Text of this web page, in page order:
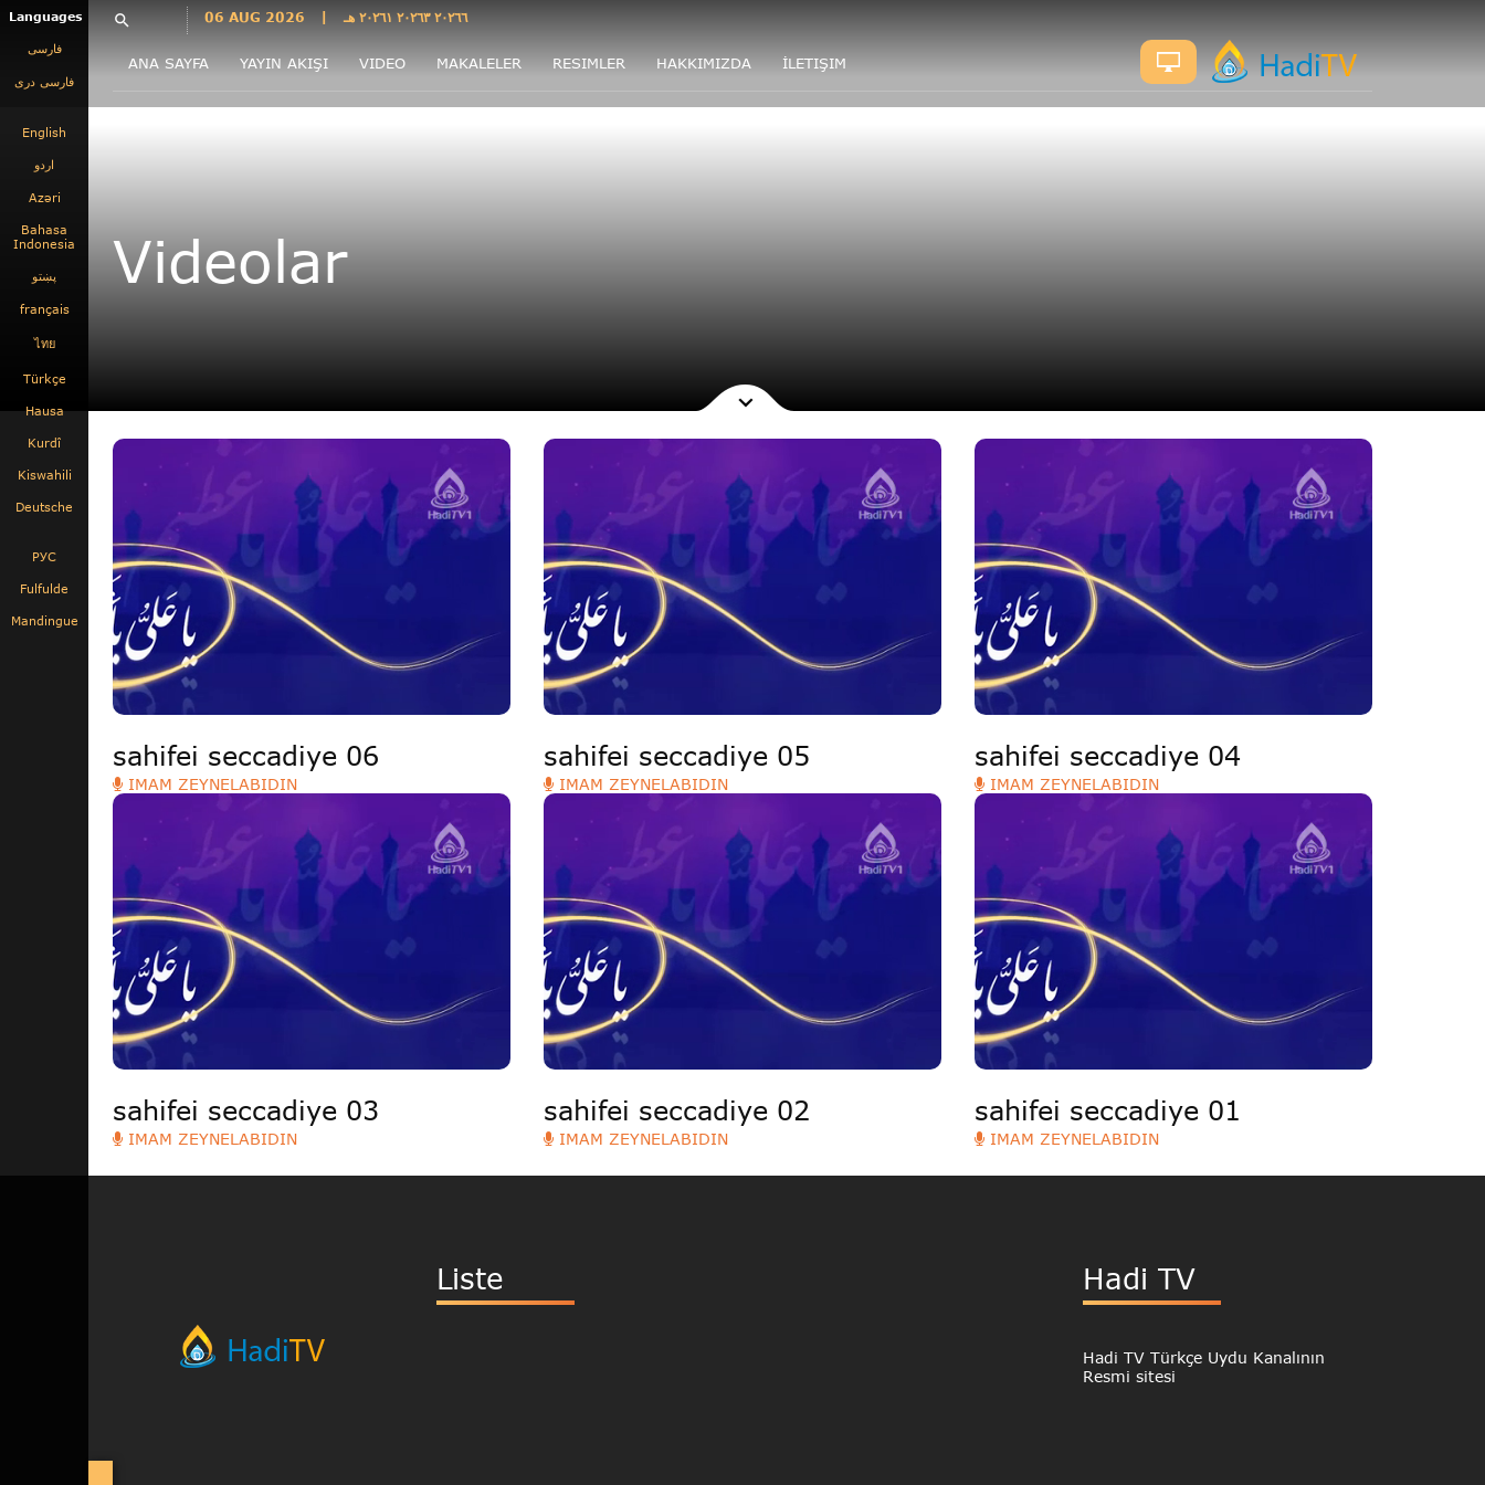
Languages
فارسی
فارسى درى
English
اردو
Azəri
Bahasa
Indonesia
پښتو
français
ไทย
Türkçe
Hausa
Kurdî
Kiswahili
Deutsche
РУС
Fulfulde
Mandingue
search 06 AUG 2026 ٢٠٢٦٦ ٢٠٢٦٣ ٢٠٢٦١ هـ
ANA SAYFA YAYIN AKIŞI VIDEO MAKALELER RESIMLER HAKKIMIZDA İLETIŞIM
Videolar
sahifei seccadiye 06
IMAM ZEYNELABIDIN
sahifei seccadiye 05
IMAM ZEYNELABIDIN
sahifei seccadiye 04
IMAM ZEYNELABIDIN
sahifei seccadiye 03
IMAM ZEYNELABIDIN
sahifei seccadiye 02
IMAM ZEYNELABIDIN
sahifei seccadiye 01
IMAM ZEYNELABIDIN
Liste Hadi TV
Hadi TV Türkçe Uydu Kanalının
Resmi sitesi